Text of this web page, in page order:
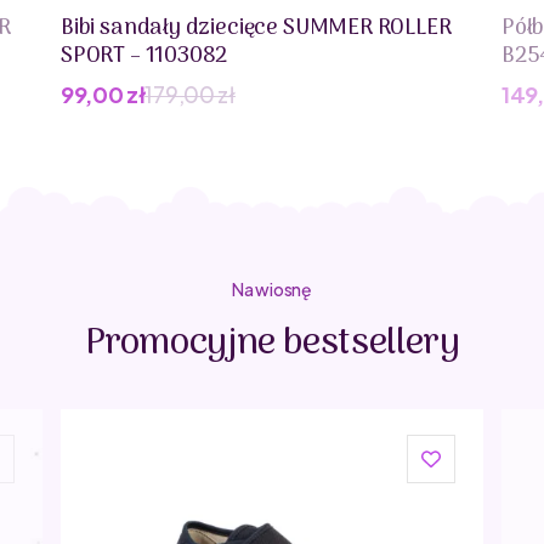
Bibi sandały dziecięce SUMMER ROLLER
SPORT – 1103082
179,00zł
Pierwotna
99,00zł
Aktualna
Na wiosnę
Promocyjne bestsellery